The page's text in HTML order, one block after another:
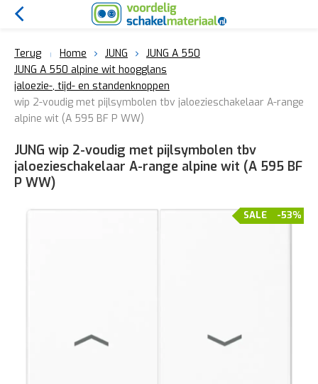
Terug Home JUNG
JUNG A 550
JUNG A 550 alpine wit hoogglans
jaloezie-, tijd- en standenknoppen
wip 2-voudig met pijlsymbolen tbv jaloezieschakelaar A-range
alpine wit (A 595 BF P WW)
JUNG wip 2-voudig met pijlsymbolen tbv
jaloezieschakelaar A-range alpine wit (A 595 BF
P WW)
-53%
SALE